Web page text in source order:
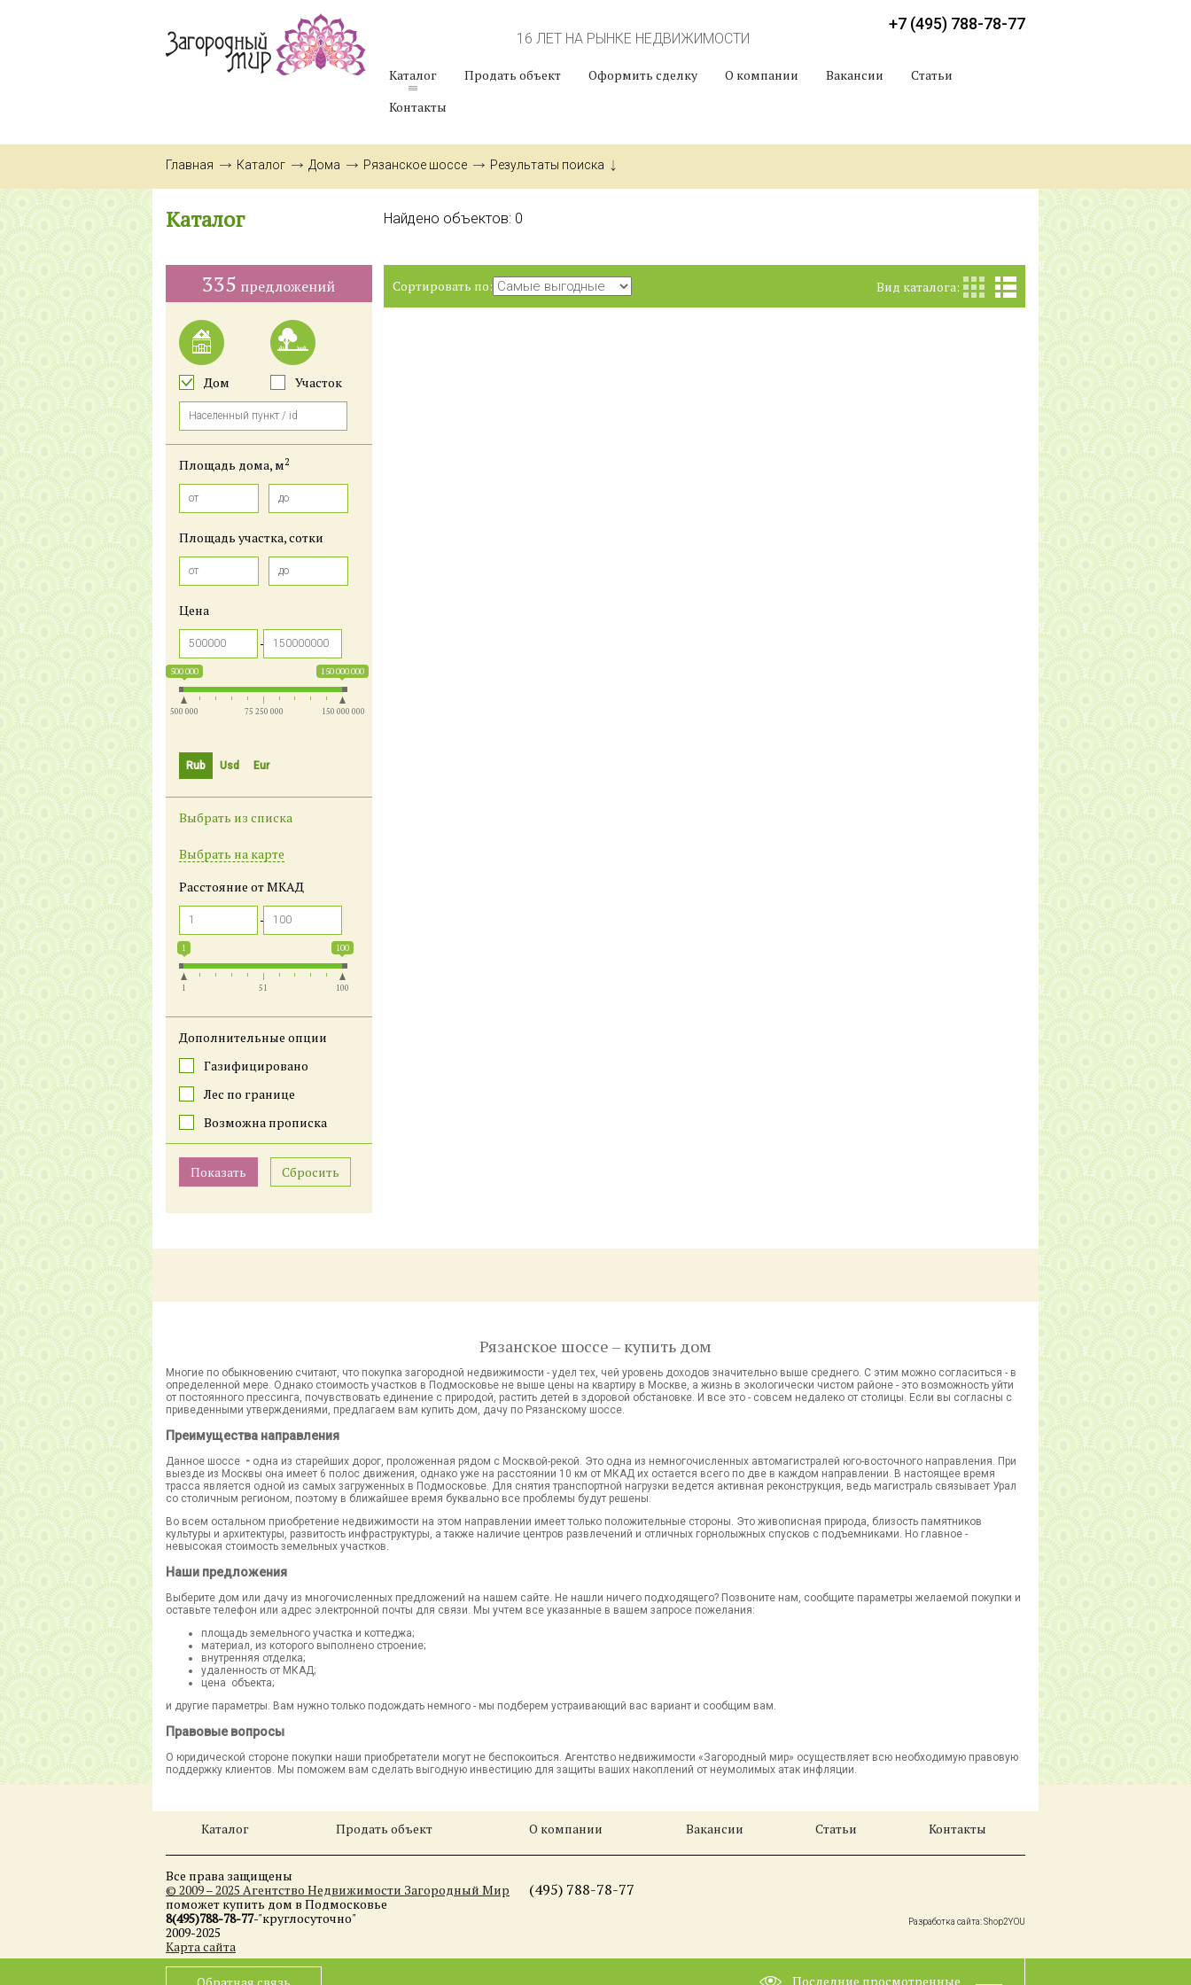
+7 (495) 788-78-77
16 ЛЕТ НА РЫНКЕ НЕДВИЖИМОСТИ
Каталог Продать объект Оформить сделку О компании Вакансии
Статьи
Контакты
Главная Каталог Дома Рязанское шоссе Результаты поиска
Каталог
335 предложений
Дом Участок
Площадь дома, м2
Площадь участка, сотки
Цена
500 000 150 000 000
500 000 75 250 000 150 000 000
Rub Usd Eur
Выбрать из списка
Выбрать на карте
Расстояние от МКАД
1 100
1 51 100
Дополнительные опции
Газифицировано
Лес по границе
Возможна прописка
Найдено объектов: 0
Сортировать по: Вид каталога:
Рязанское шоссе – купить дом
Многие по обыкновению считают, что покупка загородной недвижимости - удел тех, чей уровень доходов значительно выше среднего. С этим можно согласиться - в
определенной мере. Однако стоимость участков в Подмосковье не выше цены на квартиру в Москве, а жизнь в экологически чистом районе - это возможность уйти
от постоянного прессинга, почувствовать единение с природой, растить детей в здоровой обстановке. И все это - совсем недалеко от столицы. Если вы согласны с
приведенными утверждениями, предлагаем вам купить дом, дачу по Рязанскому шоссе.
Преимущества направления
Данное шоссе - одна из старейших дорог, проложенная рядом с Москвой-рекой. Это одна из немногочисленных автомагистралей юго-восточного направления. При
выезде из Москвы она имеет 6 полос движения, однако уже на расстоянии 10 км от МКАД их остается всего по две в каждом направлении. В настоящее время
трасса является одной из самых загруженных в Подмосковье. Для снятия транспортной нагрузки ведется активная реконструкция, ведь магистраль связывает Урал
со столичным регионом, поэтому в ближайшее время буквально все проблемы будут решены.
Во всем остальном приобретение недвижимости на этом направлении имеет только положительные стороны. Это живописная природа, близость памятников
культуры и архитектуры, развитость инфраструктуры, а также наличие центров развлечений и отличных горнолыжных спусков с подъемниками. Но главное -
невысокая стоимость земельных участков.
Наши предложения
Выберите дом или дачу из многочисленных предложений на нашем сайте. Не нашли ничего подходящего? Позвоните нам, сообщите параметры желаемой покупки и
оставьте телефон или адрес электронной почты для связи. Мы учтем все указанные в вашем запросе пожелания:
площадь земельного участка и коттеджа;
материал, из которого выполнено строение;
внутренняя отделка;
удаленность от МКАД;
цена объекта;
и другие параметры. Вам нужно только подождать немного - мы подберем устраивающий вас вариант и сообщим вам.
Правовые вопросы
О юридической стороне покупки наши приобретатели могут не беспокоиться. Агентство недвижимости «Загородный мир» осуществляет всю необходимую правовую
поддержку клиентов. Мы поможем вам сделать выгодную инвестицию для защиты ваших накоплений от неумолимых атак инфляции.
Каталог Продать объект О компании Вакансии Статьи Контакты
Все права защищены
© 2009 – 2025 Агентство Недвижимости Загородный Мир
поможет купить дом в Подмосковье
8(495)788-78-77-"круглосуточно"
2009-2025
Карта сайта
(495) 788-78-77
Разработка сайта: Shop2YOU
Последние просмотренные